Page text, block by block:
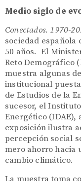
Medio siglo de
Conectados. 1970-
sociedad
50 años. El
Reto Demográfico
muestra algunas
institucional
de Estudios de la
sucesor, el
Energético (IDAE),
exposición ilustra
percepción social
mero ahorro hacia
cambio climático.